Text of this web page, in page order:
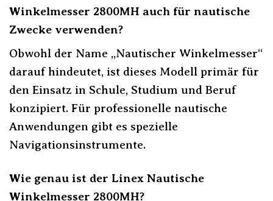
Winkelmesser 2800MH auch für nautische
Zwecke verwenden?
Obwohl der Name „Nautischer Winkelmesser“
darauf hindeutet, ist dieses Modell primär für
den Einsatz in Schule, Studium und Beruf
konzipiert. Für professionelle nautische
Anwendungen gibt es spezielle
Navigationsinstrumente.
Wie genau ist der Linex Nautische
Winkelmesser 2800MH?